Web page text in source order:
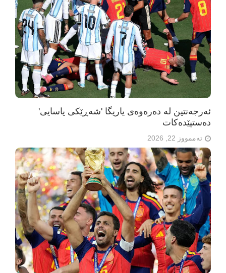
ئەرجەنتین لە دەرەوەی یاریگا 'شەڕێکی یاسایی'
دەستپێدەکات
تەممووز 22, 2026